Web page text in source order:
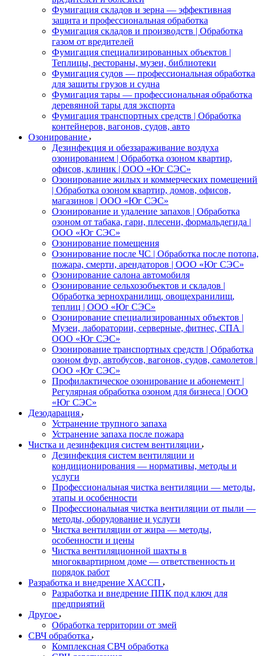
Фумигация складов и зерна — эффективная
защита и профессиональная обработка
Фумигация складов и производств | Обработка
газом от вредителей
Фумигация специализированных объектов |
Теплицы, рестораны, музеи, библиотеки
Фумигация судов — профессиональная обработка
для защиты грузов и судна
Фумигация тары — профессиональная обработка
деревянной тары для экспорта
Фумигация транспортных средств | Обработка
контейнеров, вагонов, судов, авто
Озонирование
Дезинфекция и обеззараживание воздуха
озонированием | Обработка озоном квартир,
офисов, клиник | ООО «Юг СЭС»
Озонирование жилых и коммерческих помещений
| Обработка озоном квартир, домов, офисов,
магазинов | ООО «Юг СЭС»
Озонирование и удаление запахов | Обработка
озоном от табака, гари, плесени, формальдегида |
ООО «Юг СЭС»
Озонирование помещения
Озонирование после ЧС | Обработка после потопа,
пожара, смерти, арендаторов | ООО «Юг СЭС»
Озонирование салона автомобиля
Озонирование сельхозобъектов и складов |
Обработка зернохранилищ, овощехранилищ,
теплиц | ООО «Юг СЭС»
Озонирование специализированных объектов |
Музеи, лаборатории, серверные, фитнес, СПА |
ООО «Юг СЭС»
Озонирование транспортных средств | Обработка
озоном фур, автобусов, вагонов, судов, самолетов |
ООО «Юг СЭС»
Профилактическое озонирование и абонемент |
Регулярная обработка озоном для бизнеса | ООО
«Юг СЭС»
Дезодарация
Устранение трупного запаха
Устранение запаха после пожара
Чистка и дезинфекция систем вентиляции
Дезинфекция систем вентиляции и
кондиционирования — нормативы, методы и
услуги
Профессиональная чистка вентиляции — методы,
этапы и особенности
Профессиональная чистка вентиляции от пыли —
методы, оборудование и услуги
Чистка вентиляции от жира — методы,
особенности и цены
Чистка вентиляционной шахты в
многоквартирном доме — ответственность и
порядок работ
Разработка и внедрение ХАССП
Разработка и внедрение ППК под ключ для
предприятий
Другое
Обработка территории от змей
СВЧ обработка
Комплексная СВЧ обработка